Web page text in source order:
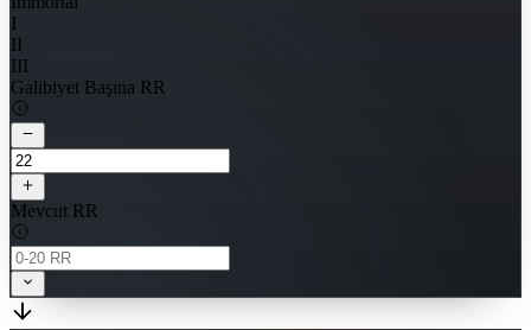
I
II
III
Galibiyet Başına RR
Mevcut RR